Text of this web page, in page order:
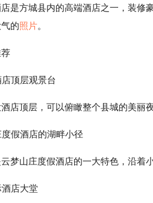
是方城县内的高端酒店之一，装修
的照片。
顶层观景台
店顶层，可以俯瞰整个县城的美丽
假酒店的湖畔小径
梦山庄度假酒店的一大特色，沿着
店大堂